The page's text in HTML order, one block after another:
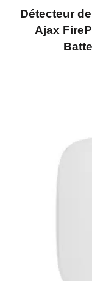
Détecteur
Ajax